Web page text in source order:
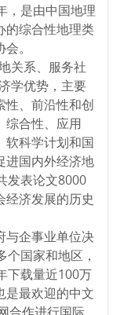
，是由中国地理
的综合性地理类
。
关系、服务社
学优势，主要
性、前沿性和创
综合性、应用
软科学计划和国
进国内外经济地
发表论文8000
经济发展的历史
与企事业单位决
国家和地区，
下载量近100万
是最欢迎的中文